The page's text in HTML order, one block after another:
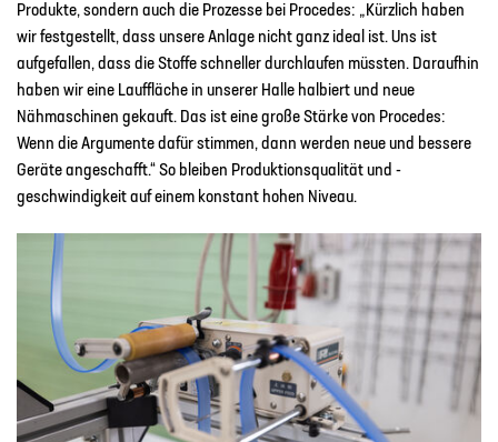
Produkte, sondern auch die Prozesse bei Procedes: „Kürzlich haben
wir festgestellt, dass unsere Anlage nicht ganz ideal ist. Uns ist
aufgefallen, dass die Stoffe schneller durchlaufen müssten. Daraufhin
haben wir eine Lauffläche in unserer Halle halbiert und neue
Nähmaschinen gekauft. Das ist eine große Stärke von Procedes:
Wenn die Argumente dafür stimmen, dann werden neue und bessere
Geräte angeschafft.“ So bleiben Produktionsqualität und -
geschwindigkeit auf einem konstant hohen Niveau.